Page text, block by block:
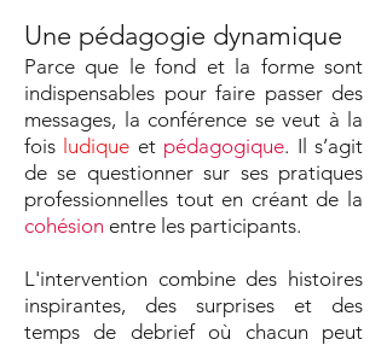
Une pédagogie dynamique
Parce que le fond et la forme sont
indispensables pour faire passer des
messages, la conférence se veut à la
fois ludique et pédagogique. Il s’agit
de se questionner sur ses pratiques
professionnelles tout en créant de la
cohésion entre les participants.
L'intervention combine des histoires
inspirantes, des surprises et des
temps de debrief où chacun peut